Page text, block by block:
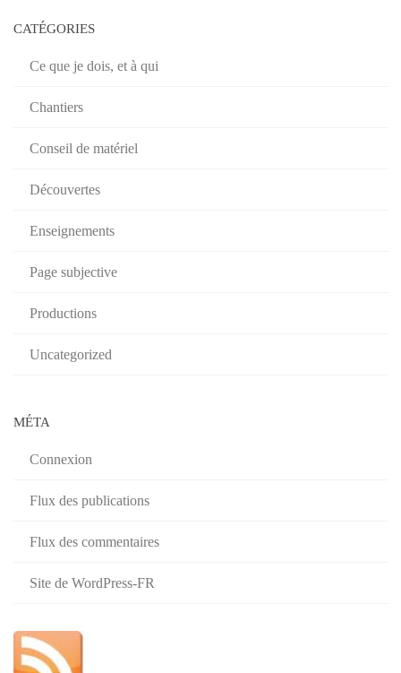
CATÉGORIES
Ce que je dois, et à qui
Chantiers
Conseil de matériel
Découvertes
Enseignements
Page subjective
Productions
Uncategorized
MÉTA
Connexion
Flux des publications
Flux des commentaires
Site de WordPress-FR